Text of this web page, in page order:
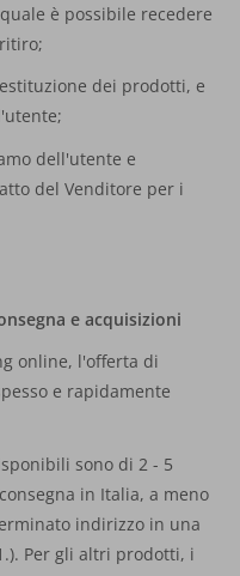
è possibile recedere
dei prodotti, e
dell'utente e
del Venditore per i
e acquisizioni
online, l'offerta di
e rapidamente
sono di 2 - 5
in Italia, a meno
indirizzo in una
Per gli altri prodotti, i